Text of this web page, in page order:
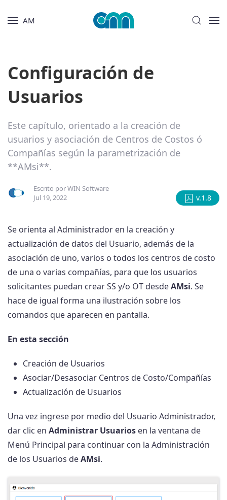
AM
Configuración de
Usuarios
Este capítulo, orientado a la creación de
usuarios y asociación de Centros de Costos ó
Compañías según la parametrización de
**AMsi**.
Escrito porWIN Software
Jul 19, 2022
v.1.8
Se orienta al Administrador en la creación y
actualización de datos del Usuario, además de la
asociación de uno, varios o todos los centros de costo
de una o varias compañías, para que los usuarios
solicitantes puedan crear SS y/o OT desdeAMsi. Se
hace de igual forma una ilustración sobre los
comandos que aparecen en pantalla.
En esta sección
Creación de Usuarios
Asociar/Desasociar Centros de Costo/Compañías
Actualización de Usuarios
Una vez ingrese por medio del Usuario Administrador,
dar clic en Administrar Usuarios en la ventana de
Menú Principal para continuar con la Administración
de los Usuarios deAMsi.